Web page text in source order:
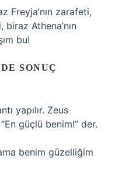
Freyja’nın zarafeti,
biraz Athena’nın
bu!
SONUÇ
yapılır. Zeus
güçlü benim!” der.
benim güzelliğim